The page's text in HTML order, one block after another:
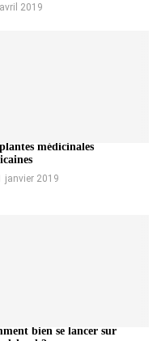
2019
médicinales
janvier 2019
bien se lancer sur